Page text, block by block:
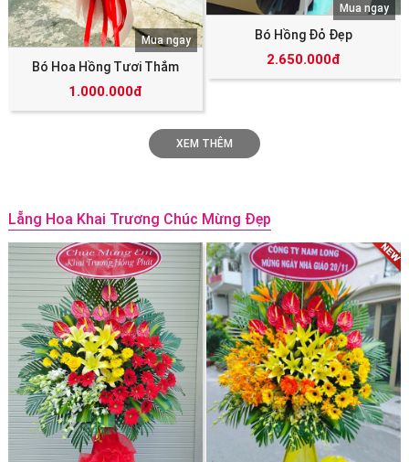
Bó Hoa Hồng Tươi Thắm
1.000.000đ
Mua ngay Bó Hồng Đỏ Đẹp
2.650.000đ
Mua ngay
XEM THÊM
Lẵng Hoa Khai Trương Chúc Mừng Đẹp